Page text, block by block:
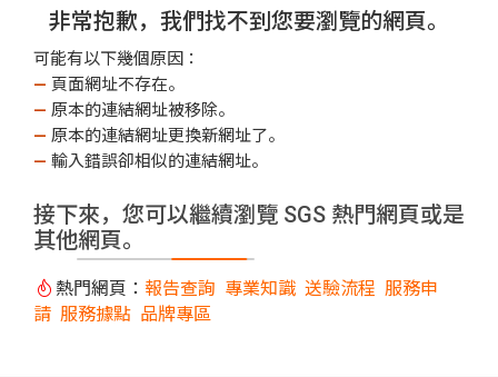
非常抱歉，我們找不到您要瀏覽的網頁。
可能有以下幾個原因：
— 頁面網址不存在。
— 原本的連結網址被移除。
— 原本的連結網址更換新網址了。
— 輸入錯誤卻相似的連結網址。
接下來，您可以繼續瀏覽 SGS 熱門網頁或是
其他網頁。
熱門網頁： 報告查詢 專業知識 送驗流程 服務申
請 服務據點 品牌專區